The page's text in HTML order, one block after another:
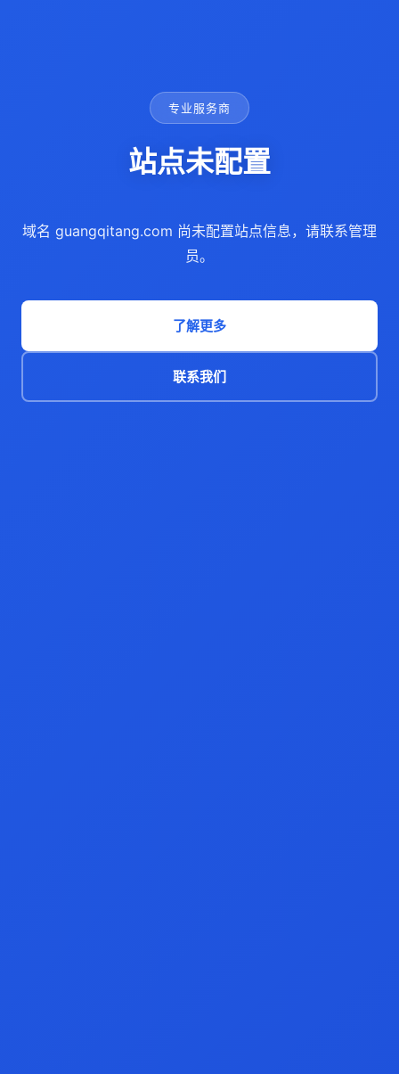
专业服务商
站点未配置
域名 guangqitang.com 尚未配置站点信息，请联系管理
员。
了解更多
联系我们